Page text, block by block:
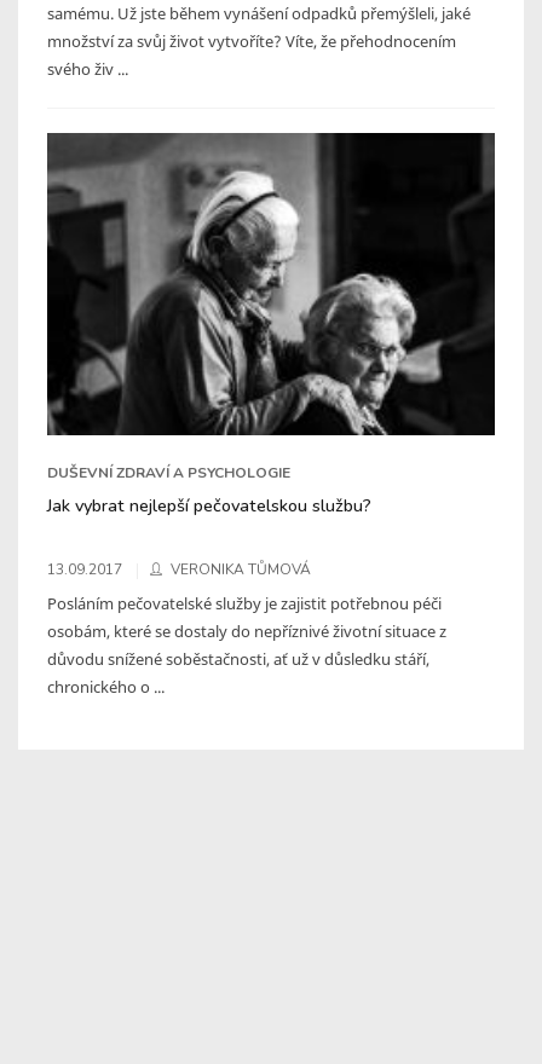
samému. Už jste během vynášení odpadků přemýšleli, jaké
množství za svůj život vytvoříte? Víte, že přehodnocením
svého živ ...
DUŠEVNÍ ZDRAVÍ A PSYCHOLOGIE
Jak vybrat nejlepší pečovatelskou službu?
13.09.2017 VERONIKA TŮMOVÁ
Posláním pečovatelské služby je zajistit potřebnou péči
osobám, které se dostaly do nepříznivé životní situace z
důvodu snížené soběstačnosti, ať už v důsledku stáří,
chronického o ...